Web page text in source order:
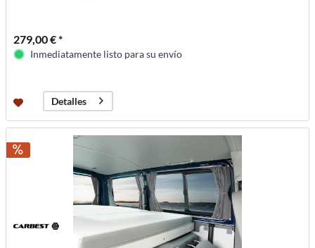
279,00 € *
Inmediatamente listo para su envío
Detalles